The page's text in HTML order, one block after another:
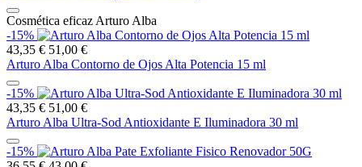
Cosmética eficaz Arturo Alba
-15%
43,35 € 51,00 €
Arturo Alba Contorno de Ojos Alta Potencia 15 ml
-15%
43,35 € 51,00 €
Arturo Alba Ultra-Sod Antioxidante E Iluminadora 30 ml
-15%